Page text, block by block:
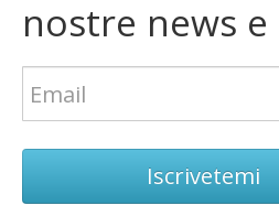
nostre news
Iscrivetemi